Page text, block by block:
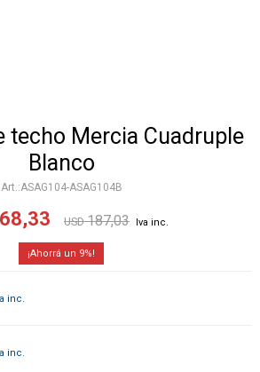
techo Mercia Cuadruple
Blanco
ASAG104-ASAG104B
USD 187,03
9